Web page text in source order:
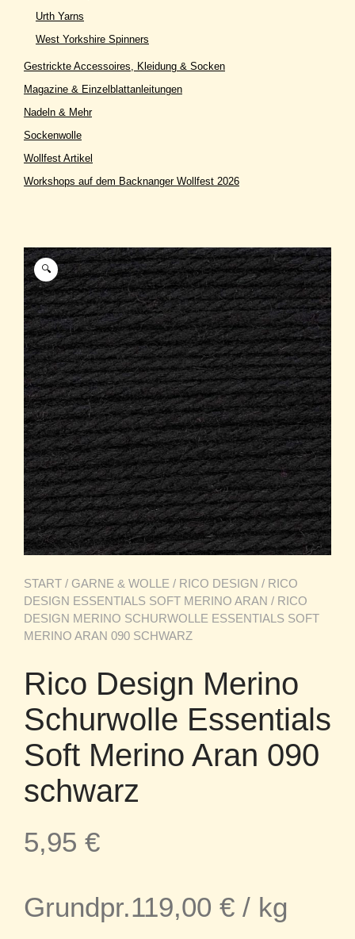
🔍
START / GARNE & WOLLE / RICO DESIGN / RICO
DESIGN ESSENTIALS SOFT MERINO ARAN / RICO
DESIGN MERINO SCHURWOLLE ESSENTIALS SOFT
MERINO ARAN 090 SCHWARZ
Rico Design Merino
Schurwolle Essentials
Soft Merino Aran 090
schwarz
5,95 €
Grundpr.119,00 € / kg
Urth Yarns
West Yorkshire Spinners
Gestrickte Accessoires, Kleidung & Socken
Magazine & Einzelblattanleitungen
Nadeln & Mehr
Sockenwolle
Wollfest Artikel
Workshops auf dem Backnanger Wollfest 2026